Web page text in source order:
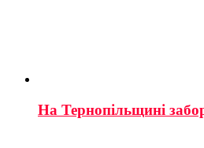
На Тернопільщині